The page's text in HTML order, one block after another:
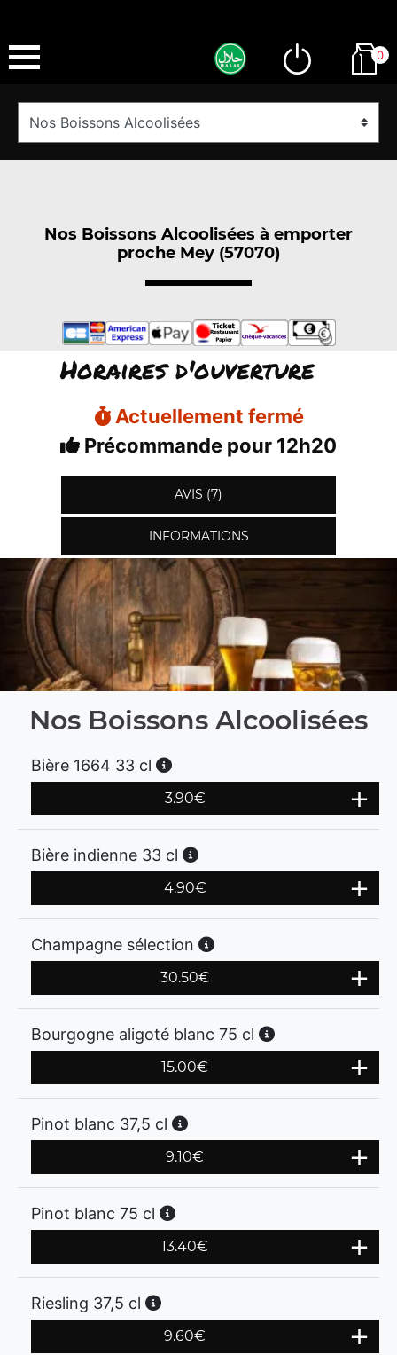
0
Nos Boissons Alcoolisées à emporter
proche Mey (57070)
Horaires d'ouverture
Actuellement fermé
Précommande pour 12h20
AVIS (7)
INFORMATIONS
Nos Boissons Alcoolisées
Bière 1664 33 cl
3.90€
Bière indienne 33 cl
4.90€
Champagne sélection
30.50€
Bourgogne aligoté blanc 75 cl
15.00€
Pinot blanc 37,5 cl
9.10€
Pinot blanc 75 cl
13.40€
Riesling 37,5 cl
9.60€